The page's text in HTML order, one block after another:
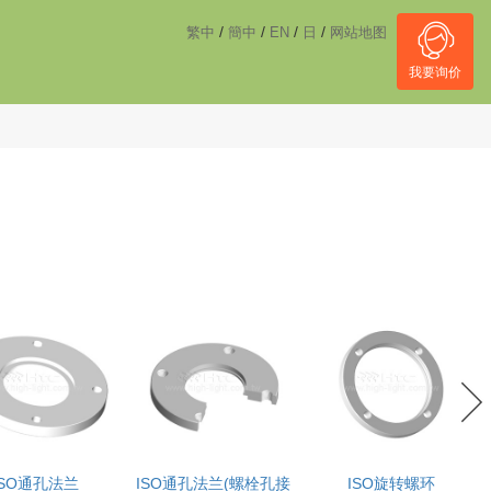
繁中 / 簡中 / EN / 日 / 网站地图
我要询价
通孔法兰 ISO通孔法兰(螺栓孔接 ISO旋转螺环